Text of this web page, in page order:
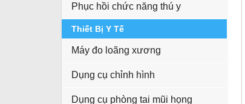
Phục hồi chức năng thú y
Thiết Bị Y Tế
Máy đo loãng xương
Dụng cụ chỉnh hình
Dụng cụ phòng tai mũi họng